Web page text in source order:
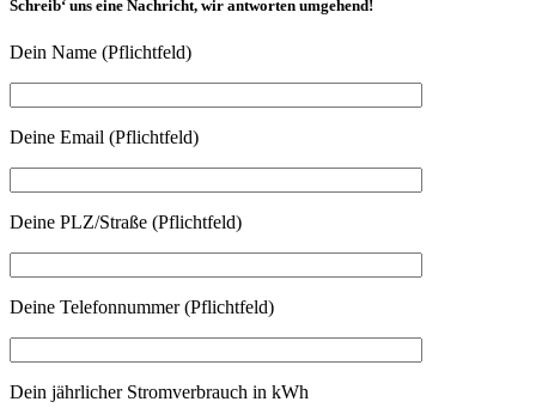
Schreib‘ uns eine Nachricht, wir antworten umgehend!
Dein Name (Pflichtfeld)
Deine Email (Pflichtfeld)
Deine PLZ/Straße (Pflichtfeld)
Deine Telefonnummer (Pflichtfeld)
Dein jährlicher Stromverbrauch in kWh